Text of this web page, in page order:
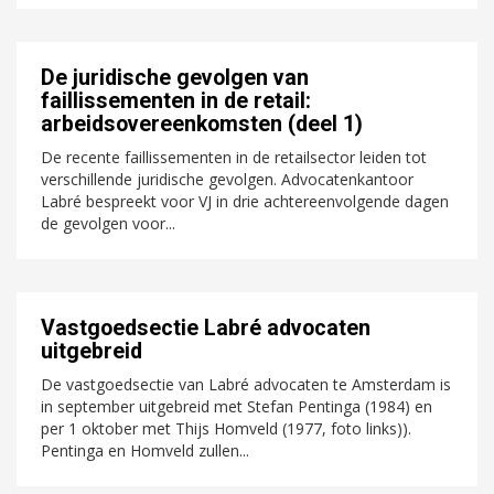
De juridische gevolgen van
faillissementen in de retail:
arbeidsovereenkomsten (deel 1)
De recente faillissementen in de retailsector leiden tot
verschillende juridische gevolgen. Advocatenkantoor
Labré bespreekt voor VJ in drie achtereenvolgende dagen
de gevolgen voor...
Vastgoedsectie Labré advocaten
uitgebreid
De vastgoedsectie van Labré advocaten te Amsterdam is
in september uitgebreid met Stefan Pentinga (1984) en
per 1 oktober met Thijs Homveld (1977, foto links)).
Pentinga en Homveld zullen...